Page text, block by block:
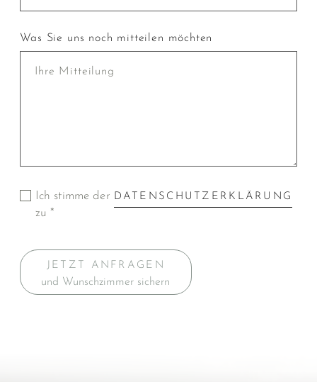
Was Sie uns noch mitteilen möchten
Ich stimme der DATENSCHUTZERKLÄRUNG
zu *
JETZT ANFRAGEN
und Wunschzimmer sichern